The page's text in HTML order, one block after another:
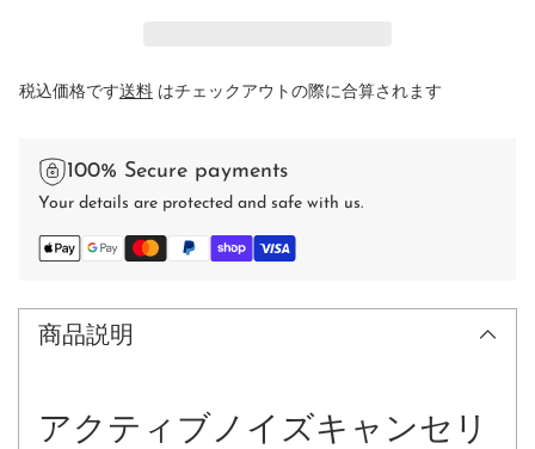
税込価格です送料 はチェックアウトの際に合算されます
100% Secure payments
Your details are protected and safe with us.
商品説明
アクティブノイズキャンセリ